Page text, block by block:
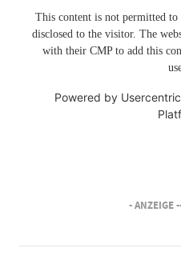
This content is not permitted to
disclosed to the visitor. The
with their CMP to add this
Powered by
- ANZEIGE -